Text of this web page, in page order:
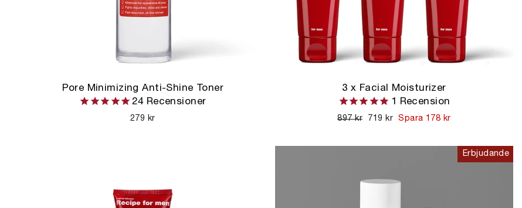
Pore Minimizing Anti-Shine Toner
24Recensioner
279 kr
3 x Facial Moisturizer
1 Recension
Ordinarie
897 kr Kampanjpris
719 kr Spara 178 kr
Erbjudande